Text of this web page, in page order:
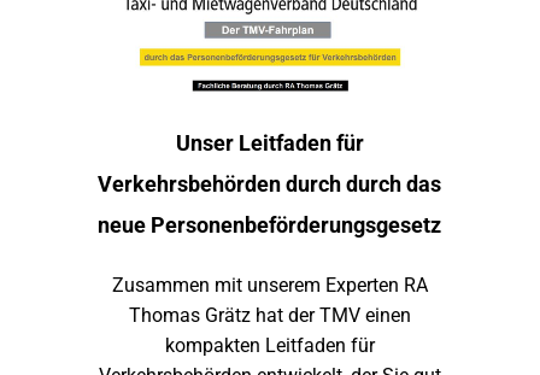
Unser Leitfaden für
Verkehrsbehörden durch durch das
neue Personenbeförderungsgesetz
Zusammen mit unserem Experten RA
Thomas Grätz hat der TMV einen
kompakten Leitfaden für